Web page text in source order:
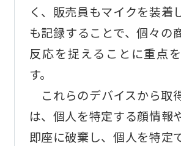
く、販売員もマイクを装着
も記録することで、個々の
反応を捉えることに重点
す。
これらのデバイスから取
は、個人を特定する顔情報
即座に破棄し、個人を特定